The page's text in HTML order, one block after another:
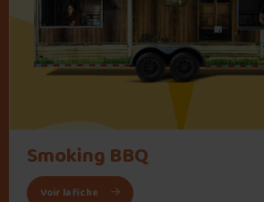
Smoking BBQ
Voir la fiche : Smoking BBQ